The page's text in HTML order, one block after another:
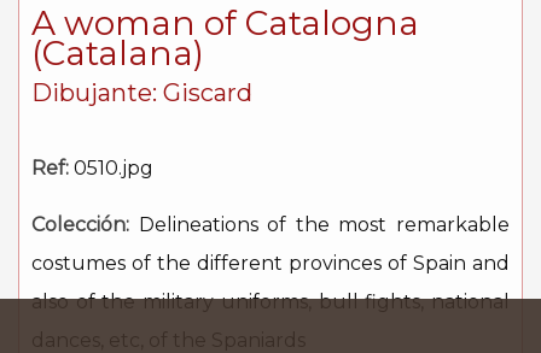
A woman of Catalogna
(Catalana)
Dibujante: Giscard
Ref: 0510.jpg
Colección: Delineations of the most remarkable
costumes of the different provinces of Spain and
also of the military uniforms, bull fights, national
dances, etc, of the Spaniards